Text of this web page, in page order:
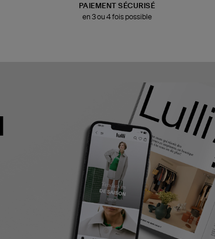
PAIEMENT SÉCURISÉ
en 3 ou 4 fois possible